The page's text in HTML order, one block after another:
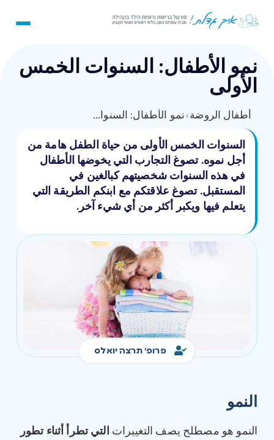
نمو الأطفال: السنوات الخمس
الأولى
أطفال الروضة› نمو الأطفال: السنوات الخمس الأولى
السنوات الخمس الأولى من حياة الطفل هامة من
أجل نموه. تصوغ التجارب التي يخوضها الأطفال
في هذه السنوات شخصيتهم كبالغين في
المستقبل. تصوغ علاقتكم مع ابنكم الطريقة التي
يتعلم فيها ويكبر أكثر من أي شيء آخر.
פרופ' תרצה יואלס
النمو
النمو هو مصطلح يصف التغييرات التي تطرأ أثناء تطور